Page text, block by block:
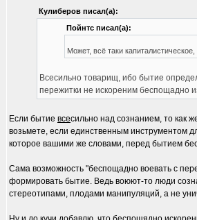
Кулиберов писал(а):
Пойнтс писал(а):
Может, всё таки
Всесильно товарищ, ибо бытие
пережитки не искореним беспощадно
Если бытие всесильно над сознанием, то как
возьмете, если единственным инструментом
которое вашими же словами, перед бытием
Сама возможность "беспощадно воевать с
формировать бытие. Ведь воюют-то люди
стереотипами, плодами манипуляций, а не